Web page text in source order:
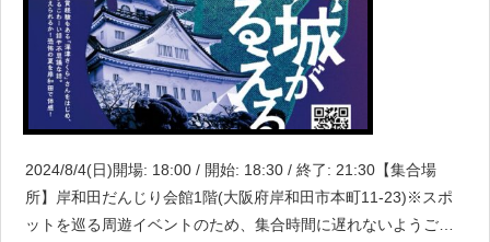
2024/8/4(日)開場: 18:00 / 開始: 18:30 / 終了: 21:30【集合場
所】岸和田だんじり会館1階(大阪府岸和田市本町11-23)※スポ
ットを巡る周遊イベントのため、集合時間に遅れないようご参